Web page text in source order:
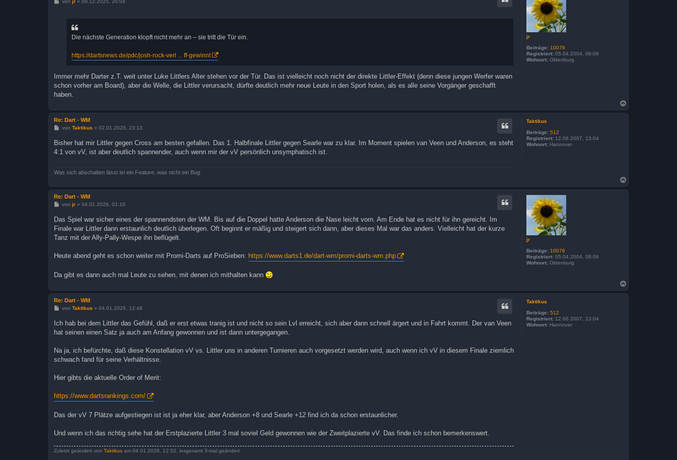
jr
Beiträge: 10076
Registriert: 05.04.2004, 08:06
Wohnort: Oldenburg
von jr» 09.12.2025, 20:04
Die nächste Generation klopft nicht mehr an – sie tritt die Tür ein.
https://dartsnews.de/pdc/josh-rock-verl ... ff-gewinnt
Immer mehr Darter z.T. weit unter Luke Littlers Alter stehen vor der Tür. Das ist vielleicht noch nicht der direkte Littler-Effekt (denn diese jungen Werfer waren
schon vorher am Board), aber die Welle, die Littler verursacht, dürfte deutlich mehr neue Leute in den Sport holen, als es alle seine Vorgänger geschafft
haben.
a
c
Taktikus
Beiträge: 512
Registriert: 12.06.2007, 13:04
Wohnort: Hannover
Re: Dart - WM
B
t
r
von Taktikus » 02.01.2026, 23:13
Bisher hat mir Littler gegen Cross am besten gefallen. Das 1. Halbfinale Littler gegen Searle war zu klar. Im Moment spielen van Veen und Anderson, es steht
4:1 von vV, ist aber deutlich spannender, auch wenn mir der vV persönlich unsymphatisch ist.
Was sich abschalten lässt ist ein Feature, was nicht ein Bug.
a
c
jr
Beiträge: 10076
Registriert: 05.04.2004, 08:06
Wohnort: Oldenburg
Re: Dart - WM
B
t
r
g
von jr» 04.01.2026, 01:16
Das Spiel war sicher eines der spannendsten der WM. Bis auf die Doppel hatte Anderson die Nase leicht vorn. Am Ende hat es nicht für ihn gereicht. Im
Finale war Littler dann erstaunlich deutlich überlegen. Oft beginnt er mäßig und steigert sich dann, aber dieses Mal war das anders. Vielleicht hat der kurze
Tanz mit der Ally-Pally-Wespe ihn beflügelt.
Heute abend geht es schon weiter mit Promi-Darts auf ProSieben: https://www.darts1.de/dart-wm/promi-darts-wm.php
Da gibt es dann auch mal Leute zu sehen, mit denen ich mithalten kann
a
c
Taktikus
Beiträge: 512
Registriert: 12.06.2007, 13:04
Wohnort: Hannover
Re: Dart - WM
B
i
t
r
von Taktikus » 04.01.2026, 12:48
Ich hab bei dem Littler das Gefühl, daß er erst etwas tranig ist und nicht so sein Lvl erreicht, sich aber dann schnell ärgert und in Fahrt kommt. Der van Veen
hat seinen einen Satz ja auch am Anfang gewonnen und ist dann untergegangen.
Na ja, ich befürchte, daß diese Konstellation vV vs. Littler uns in anderen Turnieren auch vorgesetzt werden wird, auch wenn ich vV in diesem Finale ziemlich
schwach fand für seine Verhältnisse.
Hier gibts die aktuelle Order of Merit:
https://www.dartsrankings.com/
Das der vV 7 Plätze aufgestiegen ist ist ja eher klar, aber Anderson +8 und Searle +12 find ich da schon erstaunlicher.
Und wenn ich das richtig sehe hat der Erstplazierte Littler 3 mal soviel Geld gewonnen wie der Zweitplazierte vV. Das finde ich schon bemerkenswert.
Zuletzt geändert von Taktikus am 04.01.2026, 12:52, insgesamt 3-mal geändert.